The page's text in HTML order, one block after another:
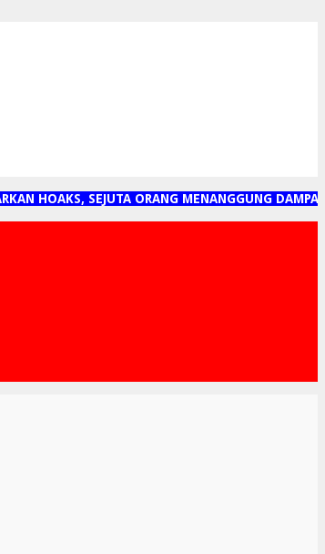
HOAKS, SEJUTA ORANG MENANGGUNG